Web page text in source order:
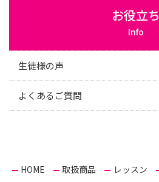
お役立ち
Info
生徒様の声
よくあるご質問
HOME 取扱商品 レッスン